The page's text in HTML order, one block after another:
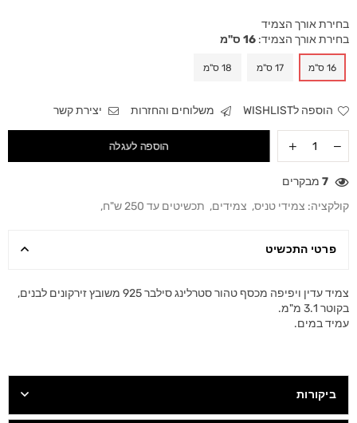
בחירת אורך הצמיד
בחירת אורך הצמיד: 16 ס"מ
16 ס"מ 17 ס"מ 18 ס"מ
הוספה לWISHLIST משלוחים והחזרות יצירת קשר
הוספה לעגלה
7 מבקרים
קולקציה: צמידי טניס, צמידים, תכשיטים עד 250 ש"ח ,
פרטי התכשיט
צמיד עדין ויפיפה מכסף טהור סטרלינג סילבר 925 משובץ זירקונים לבנים,
בקוטר 3.1 מ"מ.
עמיד במים.
ביקורות